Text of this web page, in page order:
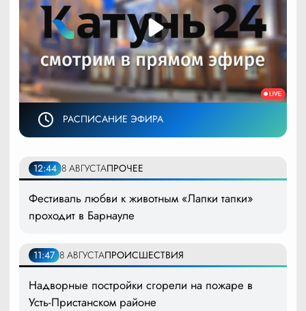
РАСПИСАНИЕ ЭФИРА
12:44 8 АВГУСТАПРОЧЕЕ
Фестиваль любви к животным «Лапки тапки»
проходит в Барнауле
11:47 8 АВГУСТАПРОИСШЕСТВИЯ
Надворные постройки сгорели на пожаре в
Усть-Пристанском районе